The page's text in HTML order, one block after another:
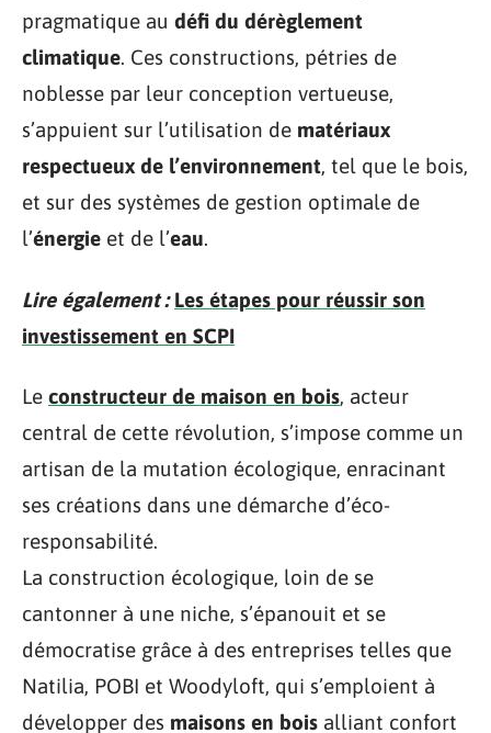
pragmatique au défi du dérèglement
climatique. Ces constructions, pétries de
noblesse par leur conception vertueuse,
s’appuient sur l’utilisation de matériaux
respectueux de l’environnement, tel que le bois,
et sur des systèmes de gestion optimale de
l’énergie et de l’eau.
Lire également : Les étapes pour réussir son
investissement en SCPI
Le constructeur de maison en bois, acteur
central de cette révolution, s’impose comme un
artisan de la mutation écologique, enracinant
ses créations dans une démarche d’éco-
responsabilité.
La construction écologique, loin de se
cantonner à une niche, s’épanouit et se
démocratise grâce à des entreprises telles que
Natilia, POBI et Woodyloft, qui s’emploient à
développer des maisons en bois alliant confort